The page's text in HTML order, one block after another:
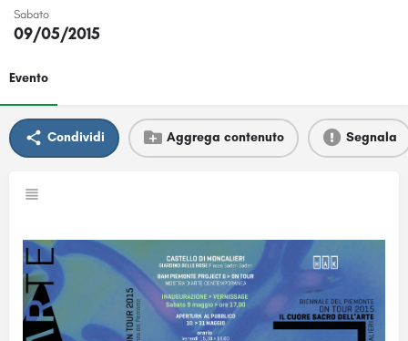
Sabato
09/05/2015
Evento
Condividi Aggrega contenuto Segnala